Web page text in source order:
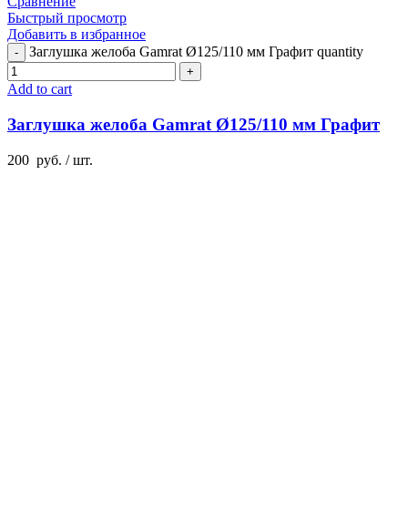
Быстрый просмотр
Добавить в избранное
Заглушка желоба Gamrat Ø125/110 мм Графит quantity
Add to cart
Заглушка желоба Gamrat Ø125/110 мм Графит
200 руб. / шт.